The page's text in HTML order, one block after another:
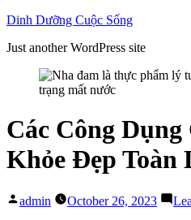
Skip
content
Dinh Dưỡng Cuộc Sống
Just another WordPress site
Các Công Dụng
Khỏe Đẹp Toàn
Posted
admin October 26, 2023